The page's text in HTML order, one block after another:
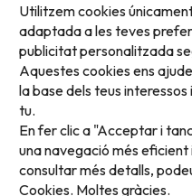
Acceptem
Utilitzem cookies
adaptada a les teves
publicitat personalitzada
Aquestes cookies ens
la base dels teus
tu.
En fer clic a "Acceptar i
una navegació més eficient
consultar més detalls,
Cookies. Moltes gràcies.